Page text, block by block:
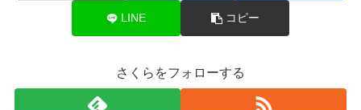
LINE コピー
さくらをフォローする